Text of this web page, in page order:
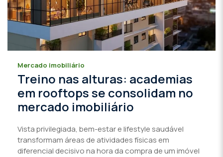
Mercado imobiliário
Treino nas alturas: academias
em rooftops se consolidam no
mercado imobiliário
Vista privilegiada, bem-estar e lifestyle saudável
transformam áreas de atividades físicas em
diferencial decisivo na hora da compra de um imóvel